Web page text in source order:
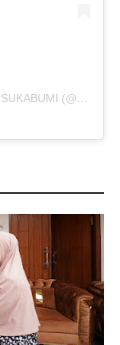
Sebuah kiriman dibagikan oleh PEMKOT SUKABUMI (@pemkotsukabumi_)